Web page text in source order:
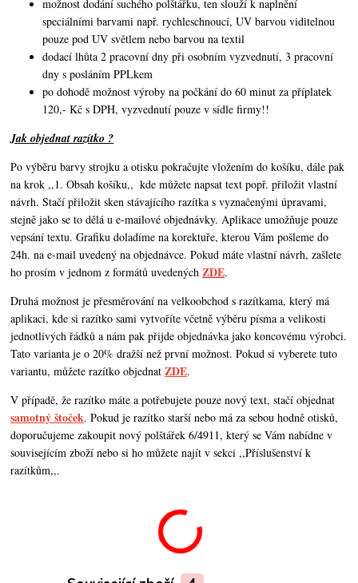
možnost dodání suchého polštářku, ten slouží k naplnění
speciálními barvami např. rychleschnoucí, UV barvou viditelnou
pouze pod UV světlem nebo barvou na textil
dodací lhůta 2 pracovní dny při osobním vyzvednutí, 3 pracovní
dny s posláním PPLkem
po dohodě možnost výroby na počkání do 60 minut za příplatek
120,- Kč s DPH, vyzvednutí pouze v sídle firmy!!
Jak objednat razítko ?
Po výběru barvy strojku a otisku pokračujte vložením do košíku, dále pak
na krok ,,1. Obsah košíku,, kde můžete napsat text popř. přiložit vlastní
návrh. Stačí přiložit sken stávajícího razítka s vyznačenými úpravami,
stejně jako se to dělá u e-mailové objednávky. Aplikace umožňuje pouze
vepsání textu. Grafiku doladíme na korektuře, kterou Vám pošleme do
24h. na e-mail uvedený na objednávce. Pokud máte vlastní návrh,zašlete
ho prosím v jednom z formátů uvedenýchZDE.
Druhá možnost je přesměrování na velkoobchod s razítkama, který má
aplikaci, kde si razítko sami vytvoříte včetně výběru písma a velikosti
jednotlivých řádků a nám pak přijde objednávka jako koncovému výrobci.
Tato varianta je o 20% dražší než první možnost. Pokud si vyberete tuto
variantu, můžete razítko objednatZDE.
V případě, že razítko máte a potřebujete pouze nový text, stačí objednat
samotný štoček. Pokud je razítko starší nebo má za sebou hodně otisků,
doporučujeme zakoupit nový polštářek 6/4911, který se Vám nabídne v
souvisejícím zboží nebo si ho můžete najít v sekci ,,Příslušenství k
razítkům,,.